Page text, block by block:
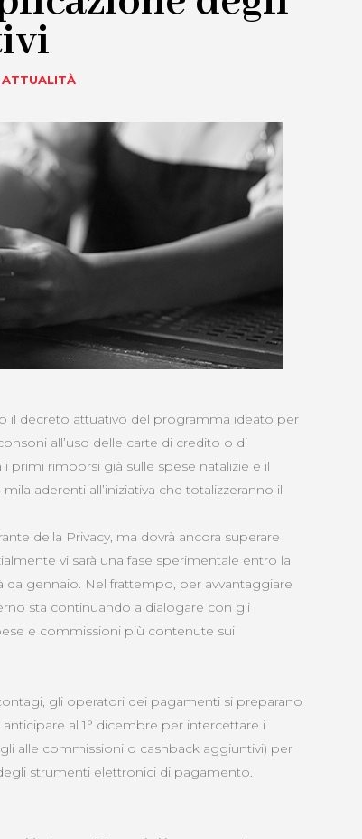
ATTUALITÀ
il decreto attuativo del programma ideato per
all’uso delle carte di credito o di
primi rimborsi già sulle spese natalizie e il
aderenti all’iniziativa che totalizzeranno il
della Privacy, ma dovrà ancora superare
vi sarà una fase sperimentale entro la
da gennaio. Nel frattempo, per avvantaggiare
sta continuando a dialogare con gli
e commissioni più contenute sui
gli operatori dei pagamenti si preparano
al 1° dicembre per intercettare i
alle commissioni o cashback aggiuntivi) per
strumenti elettronici di pagamento.